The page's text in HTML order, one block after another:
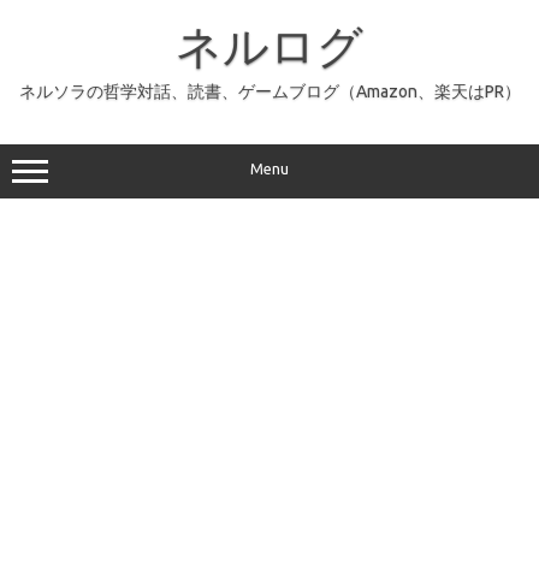
ッ
プ
ネルログ
ネルソラの哲学対話、読書、ゲームブログ（Amazon、楽天はPR）
Menu